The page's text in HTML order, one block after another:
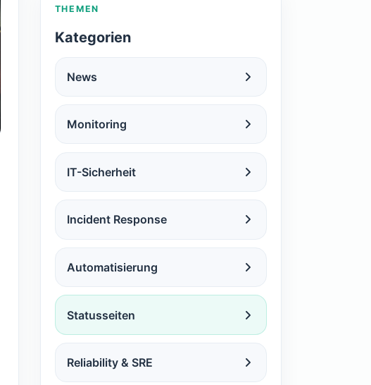
THEMEN
Kategorien
News
Monitoring
IT-Sicherheit
Incident Response
Automatisierung
Statusseiten
Reliability & SRE